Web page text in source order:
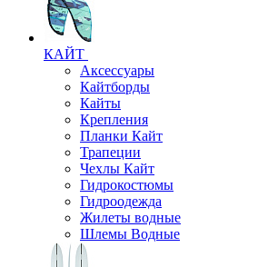
КАЙТ
Аксессуары
Кайтборды
Кайты
Крепления
Планки Кайт
Трапеции
Чехлы Кайт
Гидрокостюмы
Гидроодежда
Жилеты водные
Шлемы Водные